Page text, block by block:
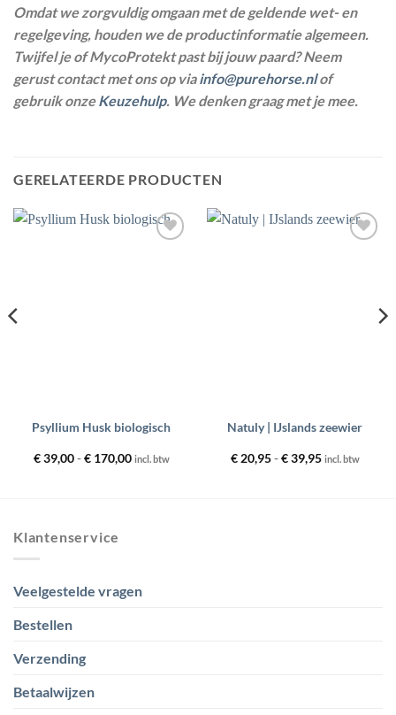
Omdat we zorgvuldig omgaan met de geldende wet- en
regelgeving, houden we de productinformatie algemeen.
Twijfel je of MycoProtekt past bij jouw paard? Neem
gerust contact met ons op viainfo@purehorse.nlof
gebruik onzeKeuzehulp. We denken graag met je mee.
GERELATEERDE PRODUCTEN
Psyllium Husk biologisch
€39,00 - €170,00Prijsklasse:
incl. btw
Natuly | IJslands zeewier
€20,95 - €39,95Prijsklasse:
incl. btw
Klantenservice
Veelgestelde vragen
Bestellen
Verzending
Betaalwijzen